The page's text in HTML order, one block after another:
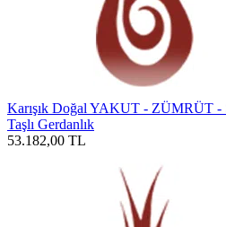
Karışık Doğal YAKUT - ZÜMRÜT -
Taşlı Gerdanlık
53.182,00 TL